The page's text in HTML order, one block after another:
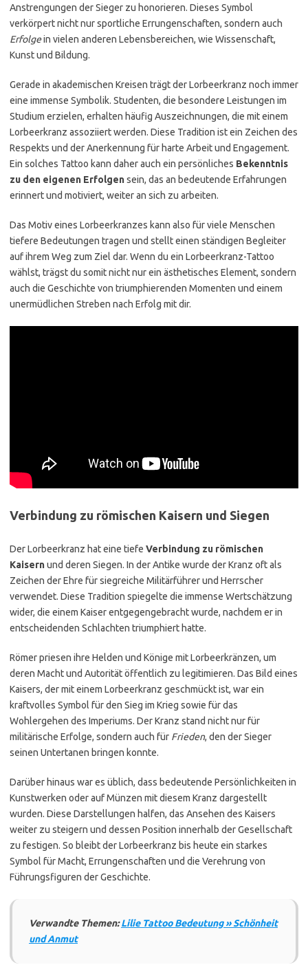
Anstrengungen der Sieger zu honorieren. Dieses Symbol
verkörpert nicht nur sportliche Errungenschaften, sondern auch
Erfolgein vielen anderen Lebensbereichen, wie Wissenschaft,
Kunst und Bildung.
Gerade in akademischen Kreisen trägt der Lorbeerkranz noch immer
eine immense Symbolik. Studenten, die besondere Leistungen im
Studium erzielen, erhalten häufig Auszeichnungen, die mit einem
Lorbeerkranz assoziiert werden. Diese Tradition ist ein Zeichen des
Respekts und der Anerkennung für harte Arbeit und Engagement.
Ein solches Tattoo kann daher auch ein persönliches Bekenntnis
zu den eigenen Erfolgensein, das an bedeutende Erfahrungen
erinnert und motiviert, weiter an sich zu arbeiten.
Das Motiv eines Lorbeerkranzes kann also für viele Menschen
tiefere Bedeutungen tragen und stellt einen ständigen Begleiter
auf ihrem Weg zum Ziel dar. Wenn du ein Lorbeerkranz-Tattoo
wählst, trägst du somit nicht nur ein ästhetisches Element, sondern
auch die Geschichte von triumphierenden Momenten und einem
unermüdlichen Streben nach Erfolg mit dir.
Verbindung zu römischen Kaisern und Siegen
Der Lorbeerkranz hat eine tiefe Verbindung zu römischen
Kaisernund deren Siegen. In der Antike wurde der Kranz oft als
Zeichen der Ehre für siegreiche Militärführer und Herrscher
verwendet. Diese Tradition spiegelte die immense Wertschätzung
wider, die einem Kaiser entgegengebracht wurde, nachdem er in
entscheidenden Schlachten triumphiert hatte.
Römer priesen ihre Helden und Könige mit Lorbeerkränzen, um
deren Macht und Autorität öffentlich zu legitimieren. Das Bild eines
Kaisers, der mit einem Lorbeerkranz geschmückt ist, war ein
kraftvolles Symbol für den Sieg im Krieg sowie für das
Wohlergehen des Imperiums. Der Kranz stand nicht nur für
militärische Erfolge, sondern auch für Frieden, den der Sieger
seinen Untertanen bringen konnte.
Darüber hinaus war es üblich, dass bedeutende Persönlichkeiten in
Kunstwerken oder auf Münzen mit diesem Kranz dargestellt
wurden. Diese Darstellungen halfen, das Ansehen des Kaisers
weiter zu steigern und dessen Position innerhalb der Gesellschaft
zu festigen. So bleibt der Lorbeerkranz bis heute ein starkes
Symbol für Macht, Errungenschaften und die Verehrung von
Führungsfiguren der Geschichte.
Verwandte Themen:Lilie Tattoo Bedeutung » Schönheit
und Anmut